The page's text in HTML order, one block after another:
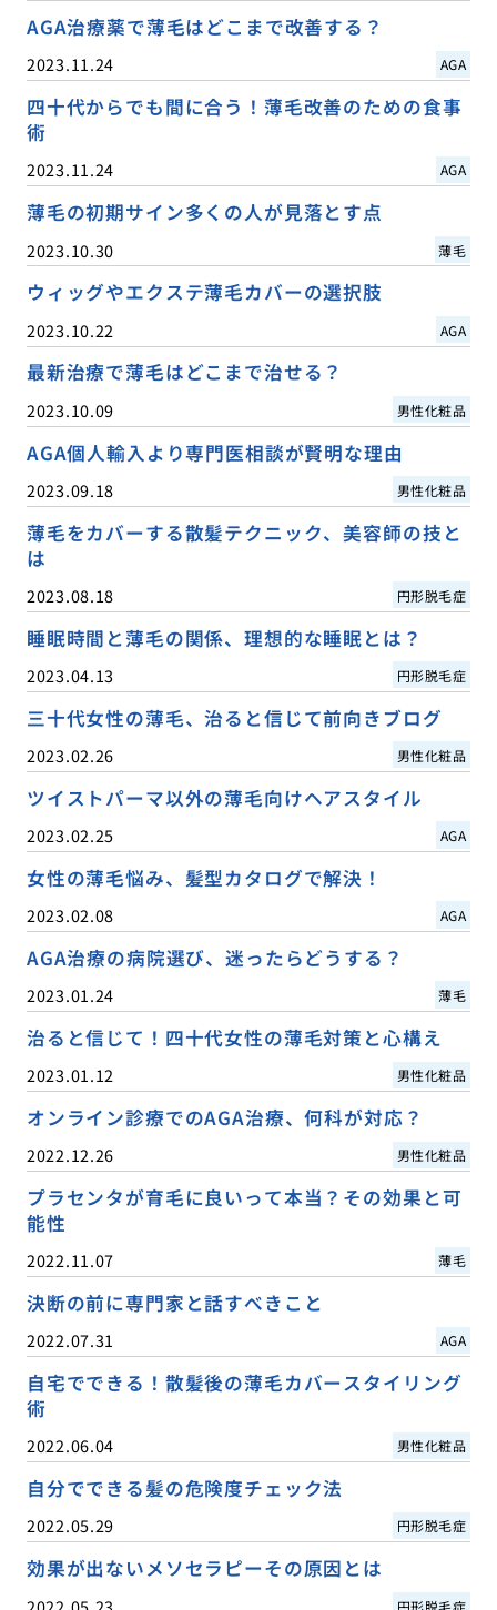
AGA治療薬で薄毛はどこまで改善する？
2023.11.24 AGA
四十代からでも間に合う！薄毛改善のための食事
術
2023.11.24 AGA
薄毛の初期サイン多くの人が見落とす点
2023.10.30 薄毛
ウィッグやエクステ薄毛カバーの選択肢
2023.10.22 AGA
最新治療で薄毛はどこまで治せる？
2023.10.09 男性化粧品
AGA個人輸入より専門医相談が賢明な理由
2023.09.18 男性化粧品
薄毛をカバーする散髪テクニック、美容師の技と
は
2023.08.18 円形脱毛症
睡眠時間と薄毛の関係、理想的な睡眠とは？
2023.04.13 円形脱毛症
三十代女性の薄毛、治ると信じて前向きブログ
2023.02.26 男性化粧品
ツイストパーマ以外の薄毛向けヘアスタイル
2023.02.25 AGA
女性の薄毛悩み、髪型カタログで解決！
2023.02.08 AGA
AGA治療の病院選び、迷ったらどうする？
2023.01.24 薄毛
治ると信じて！四十代女性の薄毛対策と心構え
2023.01.12 男性化粧品
オンライン診療でのAGA治療、何科が対応？
2022.12.26 男性化粧品
プラセンタが育毛に良いって本当？その効果と可
能性
2022.11.07 薄毛
決断の前に専門家と話すべきこと
2022.07.31 AGA
自宅でできる！散髪後の薄毛カバースタイリング
術
2022.06.04 男性化粧品
自分でできる髪の危険度チェック法
2022.05.29 円形脱毛症
効果が出ないメソセラピーその原因とは
円形脱毛症